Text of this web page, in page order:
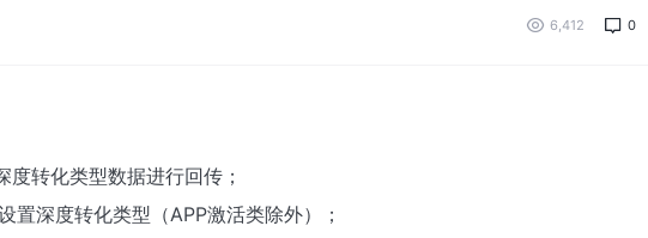
6,412 0
度转化类型数据进行回传；
置深度转化类型（APP激活类除外）；